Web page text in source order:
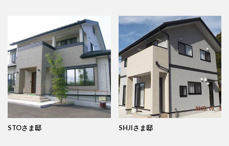
STOさま邸 SHJIさま邸